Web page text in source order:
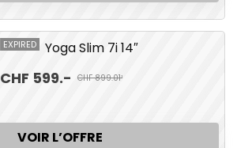
EXPIRED Yoga Slim 7i 14″
CHF 599.- CHF 899.01¹
VOIR L’OFFRE